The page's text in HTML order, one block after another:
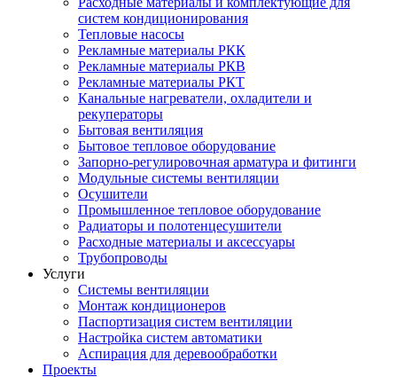
систем кондиционирования
Тепловые насосы
Рекламные материалы РКК
Рекламные материалы РКВ
Рекламные материалы РКТ
Канальные нагреватели, охладители и
рекуператоры
Бытовая вентиляция
Бытовое тепловое оборудование
Запорно-регулировочная арматура и фитинги
Модульные системы вентиляции
Осушители
Промышленное тепловое оборудование
Радиаторы и полотенцесушители
Расходные материалы и аксессуары
Трубопроводы
Услуги
Системы вентиляции
Монтаж кондиционеров
Паспортизация систем вентиляции
Настройка систем автоматики
Аспирация для деревообработки
Проекты